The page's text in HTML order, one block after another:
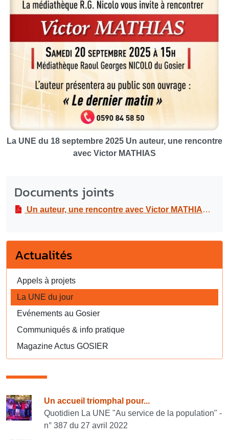
La UNE du 18 septembre 2025 Un auteur, une rencontre
avec Victor MATHIAS
Documents joints
Un auteur, une rencontre avec Victor MATHIAS
Actualités
Appels à projets
La UNE du jour
Evénements au Gosier
Communiqués & info pratique
Magazine Actus GOSIER
Consulter également
Un accueil triomphal pour...
Quotidien La UNE "Au service de la population" -
n° 387 du 27 avril 2022